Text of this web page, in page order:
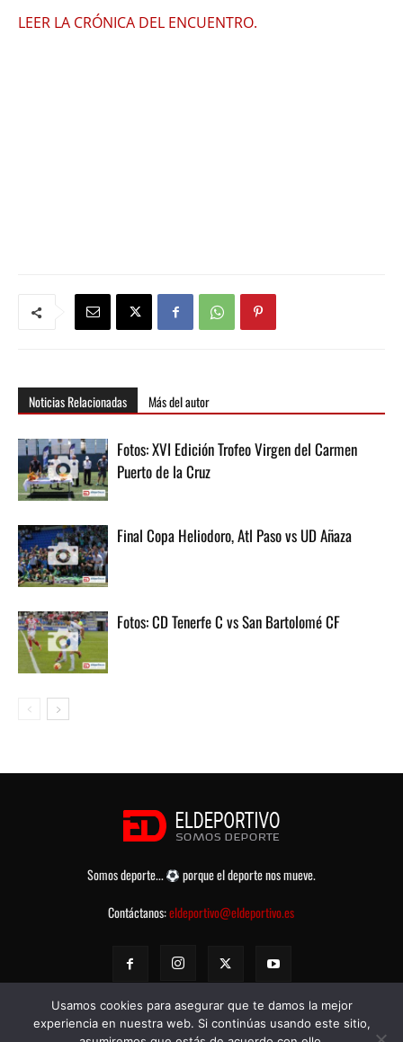
LEER LA CRÓNICA DEL ENCUENTRO.
Noticias Relacionadas Más del autor
Fotos: XVI Edición Trofeo Virgen del Carmen
Puerto de la Cruz
Final Copa Heliodoro, Atl Paso vs UD Añaza
Fotos: CD Tenerfe C vs San Bartolomé CF
Somos deporte...
porque el deporte nos mueve.
Contáctanos:eldeportivo@eldeportivo.es
Usamos cookies para asegurar que te damos la mejor
experiencia en nuestra web. Si continúas usando este sitio,